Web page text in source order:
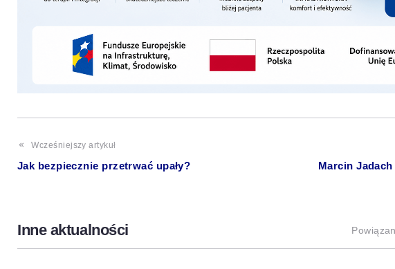
Wcześniejszy artykuł
Jak bezpiecznie przetrwać upały?
Marcin
Inne aktualności